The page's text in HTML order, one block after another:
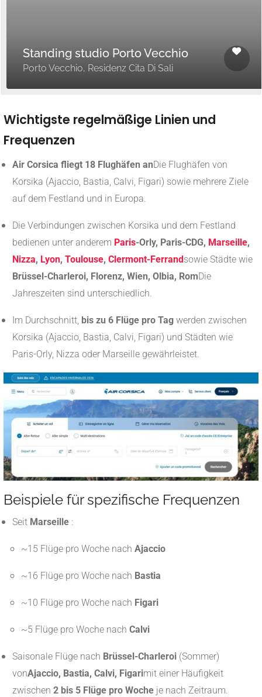
Standing studio Porto Vecchio
Porto Vecchio, Residenz Cita Di Sali
Wichtigste regelmäßige Linien und
Frequenzen
Air Corsica fliegt 18 Flughäfen anDie Flughäfen von
Korsika (Ajaccio, Bastia, Calvi, Figari) sowie mehrere Ziele
auf dem Festland und in Europa.
Die Verbindungen zwischen Korsika und dem Festland
bedienen unter anderem Paris-Orly, Paris-CDG, Marseille,
Nizza, Lyon, Toulouse, Clermont-Ferrandsowie Städte wie
Brüssel-Charleroi, Florenz, Wien, Olbia, RomDie
Jahreszeiten sind unterschiedlich.
Im Durchschnitt, bis zu 6 Flüge pro Tag werden zwischen
Korsika (Ajaccio, Bastia, Calvi, Figari) und Städten wie
Paris-Orly, Nizza oder Marseille gewährleistet.
Beispiele für spezifische Frequenzen
Seit Marseille :
~15 Flüge pro Woche nach Ajaccio
~16 Flüge pro Woche nach Bastia
~10 Flüge pro Woche nach Figari
~5 Flüge pro Woche nach Calvi
Saisonale Flüge nach Brüssel-Charleroi (Sommer)
vonAjaccio, Bastia, Calvi, Figarimit einer Häufigkeit
zwischen 2 bis 5 Flüge pro Woche je nach Zeitraum.